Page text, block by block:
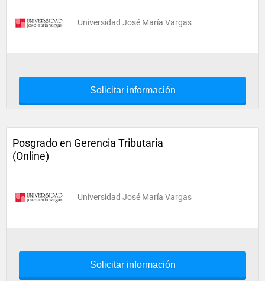
Universidad José María Vargas
Solicitar información
Posgrado en Gerencia Tributaria
(Online)
Universidad José María Vargas
Solicitar información